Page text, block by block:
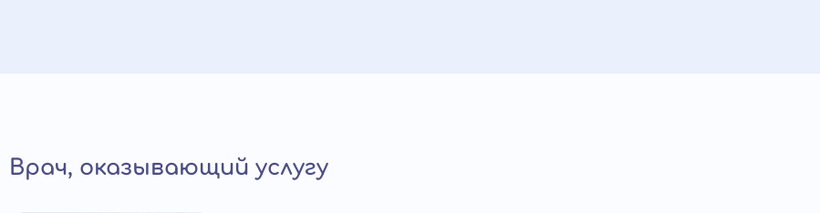
Врач, оказывающий услугу